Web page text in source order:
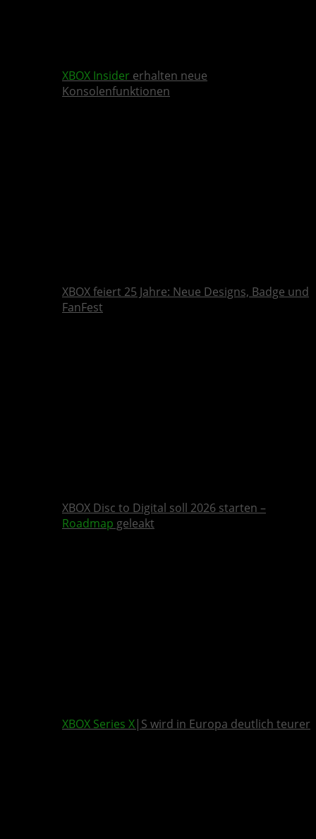
XBOX Insider erhalten neue
Konsolenfunktionen
XBOX feiert 25 Jahre: Neue Designs, Badge und
FanFest
XBOX Disc to Digital soll 2026 starten –
Roadmap geleakt
XBOX Series X|S wird in Europa deutlich teurer